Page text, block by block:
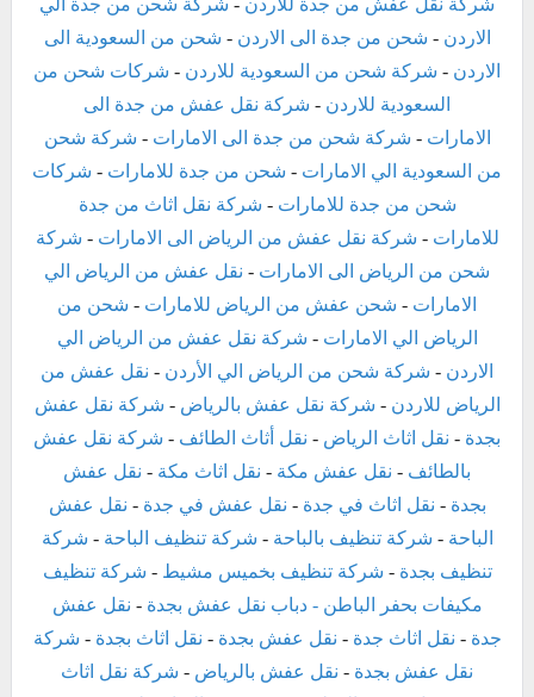
شركة نقل عفش من جدة للاردن - شركة شحن من جدة الي
الاردن - شحن من جدة الى الاردن - شحن من السعودية الى
الاردن - شركة شحن من السعودية للاردن - شركات شحن من
السعودية للاردن - شركة نقل عفش من جدة الى
الامارات - شركة شحن من جدة الى الامارات - شركة شحن
من السعودية الي الامارات - شحن من جدة للامارات - شركات
شحن من جدة للامارات - شركة نقل اثاث من جدة
للامارات - شركة نقل عفش من الرياض الى الامارات - شركة
شحن من الرياض الى الامارات - نقل عفش من الرياض الي
الامارات - شحن عفش من الرياض للامارات - شحن من
الرياض الي الامارات - شركة نقل عفش من الرياض الي
الاردن - شركة شحن من الرياض الي الأردن - نقل عفش من
الرياض للاردن - شركة نقل عفش بالرياض - شركة نقل عفش
بجدة - نقل اثاث الرياض - نقل أثاث الطائف - شركة نقل عفش
بالطائف - نقل عفش مكة - نقل اثاث مكة - نقل عفش
بجدة - نقل اثاث في جدة - نقل عفش في جدة - نقل عفش
الباحة - شركة تنظيف بالباحة - شركة تنظيف الباحة - شركة
تنظيف بجدة - شركة تنظيف بخميس مشيط - شركة تنظيف
مكيفات بحفر الباطن - دباب نقل عفش بجدة - نقل عفش
جدة - نقل اثاث جدة - نقل عفش بجدة - نقل اثاث بجدة - شركة
نقل عفش بجدة - نقل عفش بالرياض - شركة نقل اثاث